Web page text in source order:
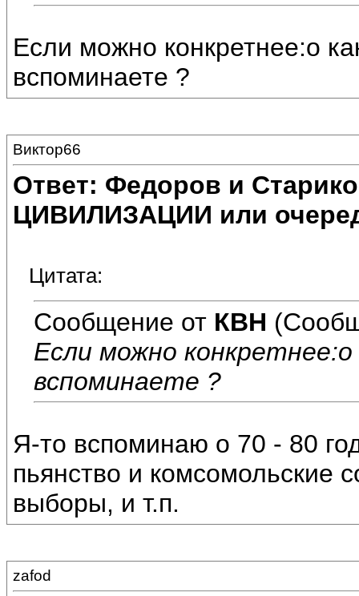
Если можно конкретнее:о
вспоминаете ?
Виктор66
Ответ: Федоров и
ЦИВИЛИЗАЦИИ или
Цитата:
Сообщение от КВН
Если можно
вспоминаете ?
Я-то вспоминаю о 70 - 80
пьянство и комсомольские
выборы, и т.п.
zafod